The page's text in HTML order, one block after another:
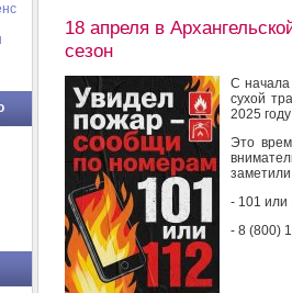
18 апреля в
сезон
С начала
сухой
2025
Это
- 101 или
- 8 (800)